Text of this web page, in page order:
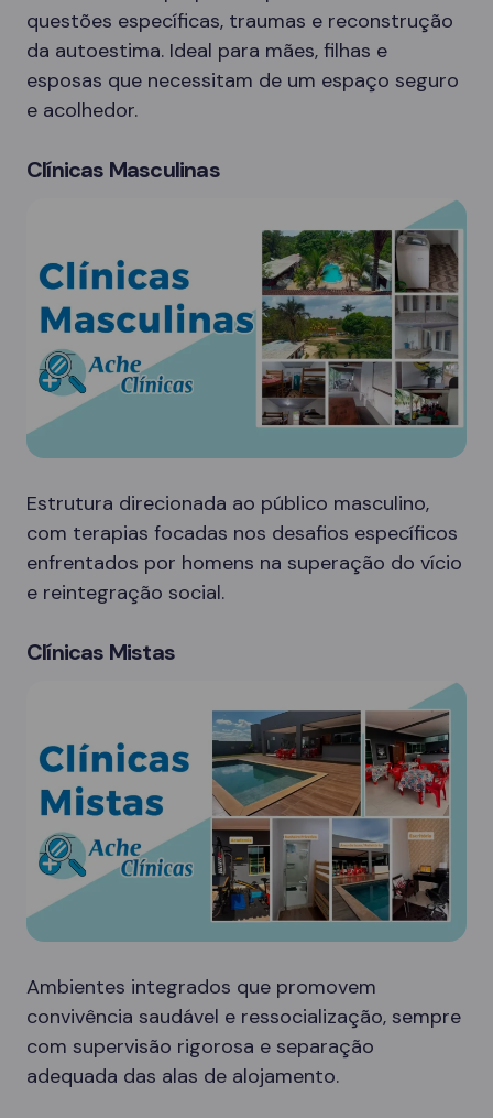
questões específicas, traumas e reconstrução
da autoestima. Ideal para mães, filhas e
esposas que necessitam de um espaço seguro
e acolhedor.
Clínicas Masculinas
Estrutura direcionada ao público masculino,
com terapias focadas nos desafios específicos
enfrentados por homens na superação do vício
e reintegração social.
Clínicas Mistas
Ambientes integrados que promovem
convivência saudável e ressocialização, sempre
com supervisão rigorosa e separação
adequada das alas de alojamento.